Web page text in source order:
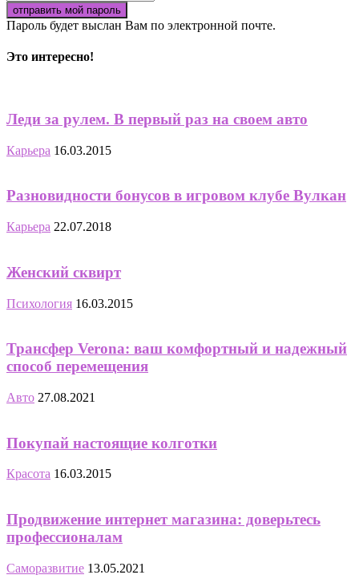
Пароль будет выслан Вам по электронной почте.
Это интересно!
Леди за рулем. В первый раз на своем авто
Карьера 16.03.2015
Разновидности бонусов в игровом клубе Вулкан
Карьера 22.07.2018
Женский сквирт
Психология 16.03.2015
Трансфер Verona: ваш комфортный и надежный
способ перемещения
Авто 27.08.2021
Покупай настоящие колготки
Красота 16.03.2015
Продвижение интернет магазина: доверьтесь
профессионалам
Саморазвитие 13.05.2021